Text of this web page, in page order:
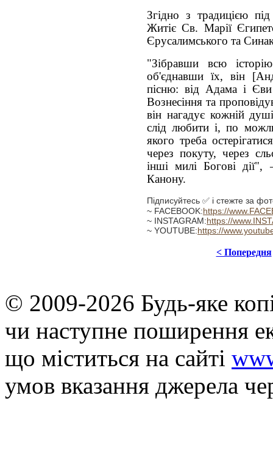
Згідно з традицією
Житіє Св. Марії
Єрусалимського та
"Зібравши всю
об'єднавши їх, він
пісню: від Адама і
Вознесіння та
він нагадує кожній
слід любити і, по
якого треба
через покуту, через
інші милі Богові
Канону.
Підписуйтесь ✅ і стежте за
~ FACEBOOK:https://
~ INSTAGRAM:https://
~ YOUTUBE:https://
< Попередня
© 2009-2026 Будь-яке
чи наступне поширення
що мiститься на сайті
умов вказання джерела